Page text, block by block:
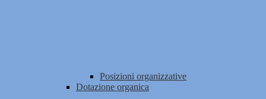
Posizioni organizzative
Dotazione organica